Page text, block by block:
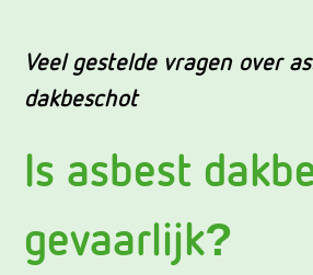
Veel gestelde vragen over
dakbeschot
Is asbest
gevaarlijk?